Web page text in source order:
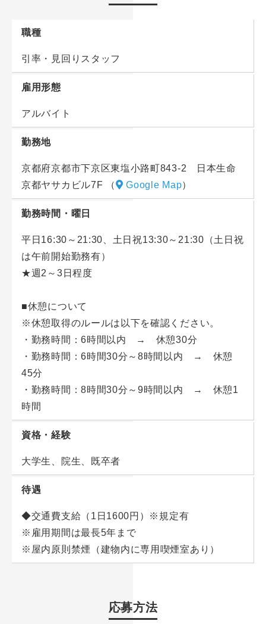
基本は夕方からのお仕事なので、学校とも両立しやす
POINT【3】
塾内でのサポート業務をお願いします！
黒板消しや、忘れ物チェック、イベント準備などなど
◆塾のイベント準備
◆教室見回り
--------------------------
未経験でもスグに活躍できますよ◎
遠くまで行く必要はありません！
勉強を頑張る子ども達を、
職種
引率・見回りスタッフ
雇用形態
アルバイト
勤務地
京都府京都市下京区東塩小路町843-2 日本生命
京都ヤサカビル7F
（ Google Map）
勤務時間・曜日
平日16:30～21:30、土日祝13:30～21:30（土日祝
は午前開始勤務有）
★週2～3日程度
■休憩について
※休憩取得のルールは以下を確認ください。
・勤務時間：6時間以内 → 休憩30分
・勤務時間：6時間30分～8時間以内 → 休憩
45分
・勤務時間：8時間30分～9時間以内 → 休憩1
時間
資格・経験
大学生、院生、既卒者
待遇
◆交通費支給（1日1600円）※規定有
※雇用期間は最長5年まで
※屋内原則禁煙（建物内に専用喫煙室あり）
応募方法